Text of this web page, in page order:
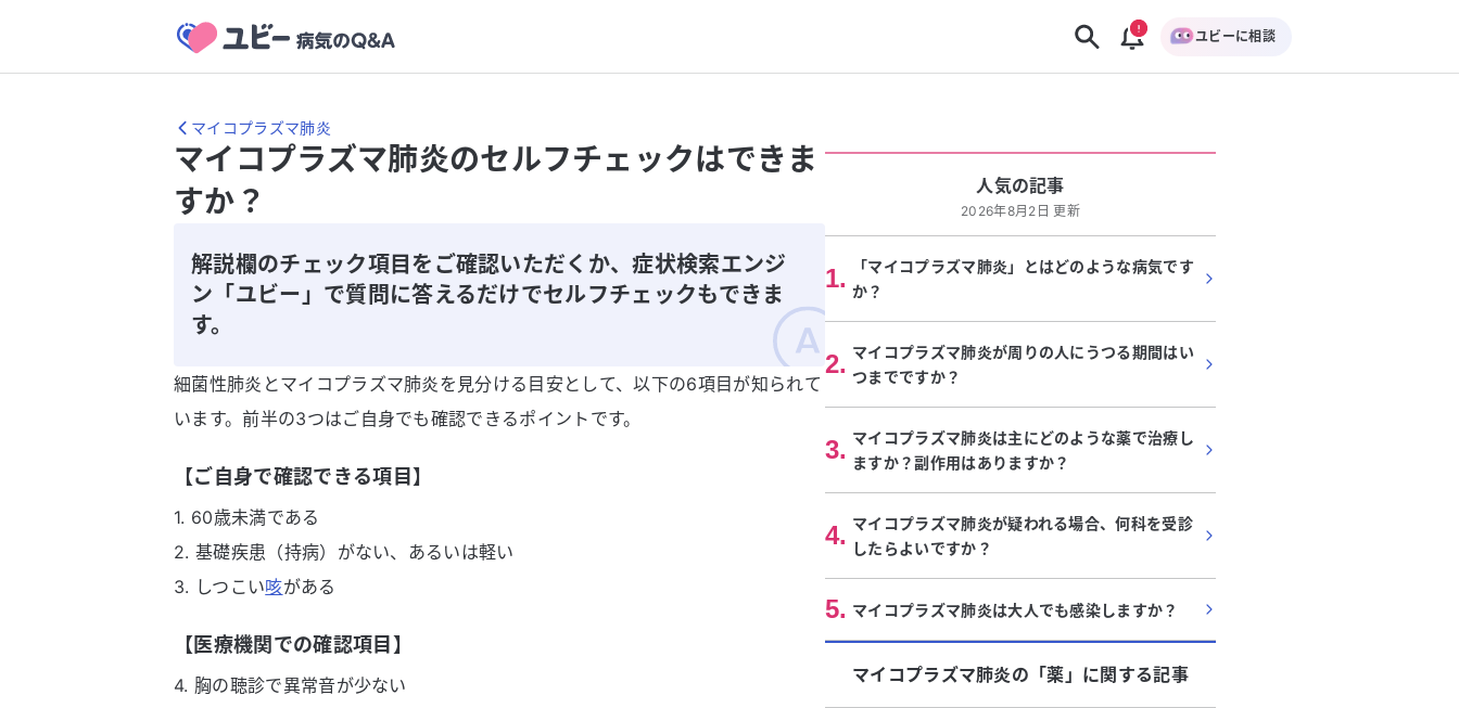
ユビーに相談
マイコプラズマ肺炎
マイコプラズマ肺炎のセルフチェックはできま
すか？
解説欄のチェック項目をご確認いただくか、症状検索エンジ
ン「ユビー」で質問に答えるだけでセルフチェックもできま
す。
細菌性肺炎とマイコプラズマ肺炎を見分ける目安として、以下の6項目が知られて
います。前半の3つはご自身でも確認できるポイントです。
【ご自身で確認できる項目】
1. 60歳未満である
2. 基礎疾患（持病）がない、あるいは軽い
3. しつこい咳がある
【医療機関での確認項目】
4. 胸の聴診で異常音が少ない
人気の記事
2026年8月2日 更新
1.
「マイコプラズマ肺炎」とはどのような病気です
か？
2. マイコプラズマ肺炎が周りの人にうつる期間はい
つまでですか？
3. マイコプラズマ肺炎は主にどのような薬で治療し
ますか？副作用はありますか？
4. マイコプラズマ肺炎が疑われる場合、何科を受診
したらよいですか？
5. マイコプラズマ肺炎は大人でも感染しますか？
マイコプラズマ肺炎の「薬 」に関する記事